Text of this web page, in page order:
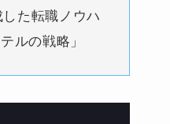
た転職ノウハ
ルの戦略」